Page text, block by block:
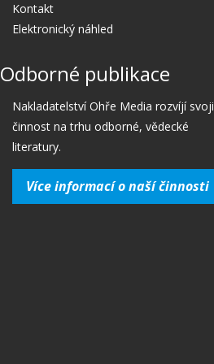
Kontakt
Elektronický náhled
Odborné publikace
Nakladatelství Ohře Media rozvíjí svoji
činnost na trhu odborné, vědecké
literatury.
Více informací o naší činnosti